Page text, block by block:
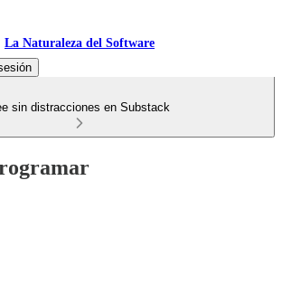
La Naturaleza del Software
sin distracciones en Substack